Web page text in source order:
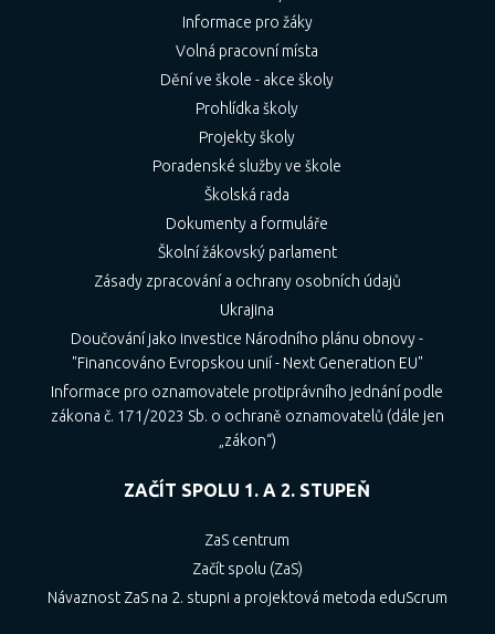
Informace pro žáky
Volná pracovní místa
Dění ve škole - akce školy
Prohlídka školy
Projekty školy
Poradenské služby ve škole
Školská rada
Dokumenty a formuláře
Školní žákovský parlament
Zásady zpracování a ochrany osobních údajů
Ukrajina
Doučování jako investice Národního plánu obnovy -
"Financováno Evropskou unií - Next Generation EU"
Informace pro oznamovatele protiprávního jednání podle
zákona č. 171/2023 Sb. o ochraně oznamovatelů (dále jen
„zákon“)
ZAČÍT SPOLU 1. A 2. STUPEŇ
ZaS centrum
Začít spolu (ZaS)
Návaznost ZaS na 2. stupni a projektová metoda eduScrum